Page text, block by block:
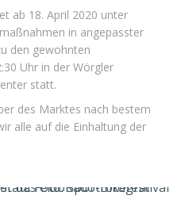
ab 18. April 2020 unter
in angepasster
den gewohnten
Uhr in der Wörgler
statt.
des Marktes nach bestem
alle auf die Einhaltung der